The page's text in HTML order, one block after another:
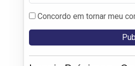
Concordo em tornar meu